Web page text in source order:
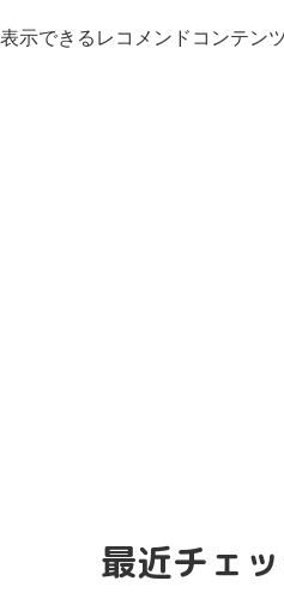
表示できるレコメンドコンテン
最近チェ